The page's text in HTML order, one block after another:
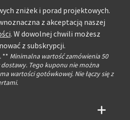
zniżek i porad projektowych.
z akceptacją naszej
. W dowolnej chwili możesz
z subskrypcji.
** Minimalna wartość zamówienia 50
Tego kuponu nie można
wartości gotówkowej. Nie łączy się z